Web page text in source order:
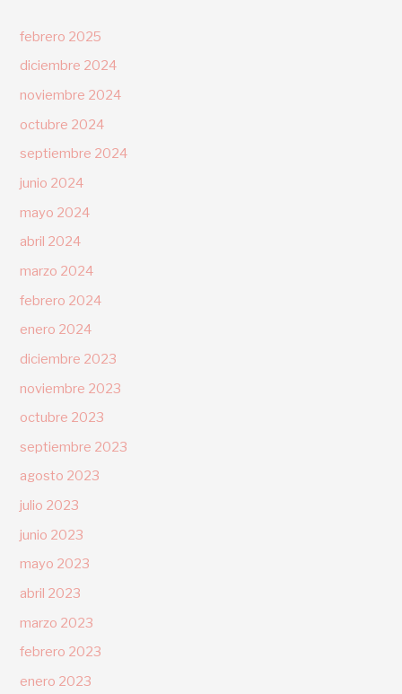
febrero 2025
diciembre 2024
noviembre 2024
octubre 2024
septiembre 2024
junio 2024
mayo 2024
abril 2024
marzo 2024
febrero 2024
enero 2024
diciembre 2023
noviembre 2023
octubre 2023
septiembre 2023
agosto 2023
julio 2023
junio 2023
mayo 2023
abril 2023
marzo 2023
febrero 2023
enero 2023